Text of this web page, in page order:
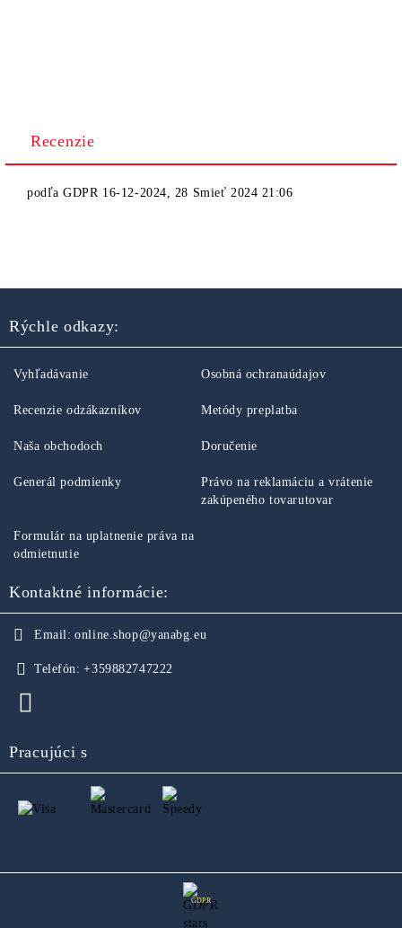
Recenzie
podľaGDPR 16-12-2024, 28 Smieť 2024 21:06
Rýchle odkazy:
Vyhľadávanie
Recenzie odzákazníkov
Naša obchodoch
Generál podmienky
Osobná ochranaúdajov
Metódy preplatba
Doručenie
Právo na reklamáciu a vrátenie
zakúpeného tovarutovar
Formulár na uplatnenie práva na
odmietnutie
Kontaktné informácie:
Email: online.shop@yanabg.eu
Telefón: +359882747222
Pracujúci s
GDPR